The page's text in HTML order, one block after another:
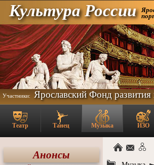
Культура России
Участники: Ярославский Фонд развития
Театр Танец Музыка ИЗО
Анонсы